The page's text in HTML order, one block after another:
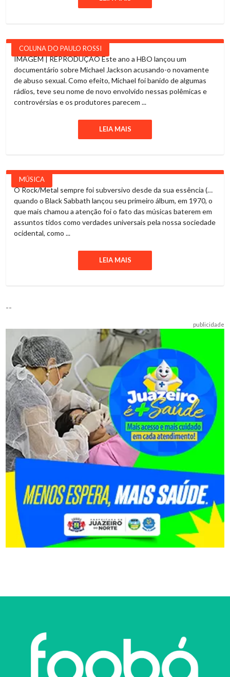
COLUNA DO PAULO ROSSI
IMAGEM | REPRODUÇÃO Este ano a HBO lançou um
documentário sobre Michael Jackson acusando-o novamente
de abuso sexual. Como efeito, Michael foi banido de algumas
rádios, teve seu nome de novo envolvido nessas polêmicas e
controvérsias e os produtores parecem ...
LEIA MAIS
MÚSICA
O Rock/Metal sempre foi subversivo desde da sua essência (…
quando o Black Sabbath lançou seu primeiro álbum, em 1970, o
que mais chamou a atenção foi o fato das músicas baterem em
assuntos tidos como verdades universais pela nossa sociedade
ocidental, como ...
LEIA MAIS
--
publicidade